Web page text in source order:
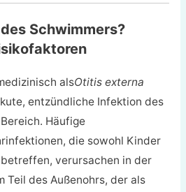
Schwimmers?
alsOtitis externa
entzündliche Infektion des
Häufige
die sowohl Kinder
verursachen in der
Teil des Außenohrs, der als